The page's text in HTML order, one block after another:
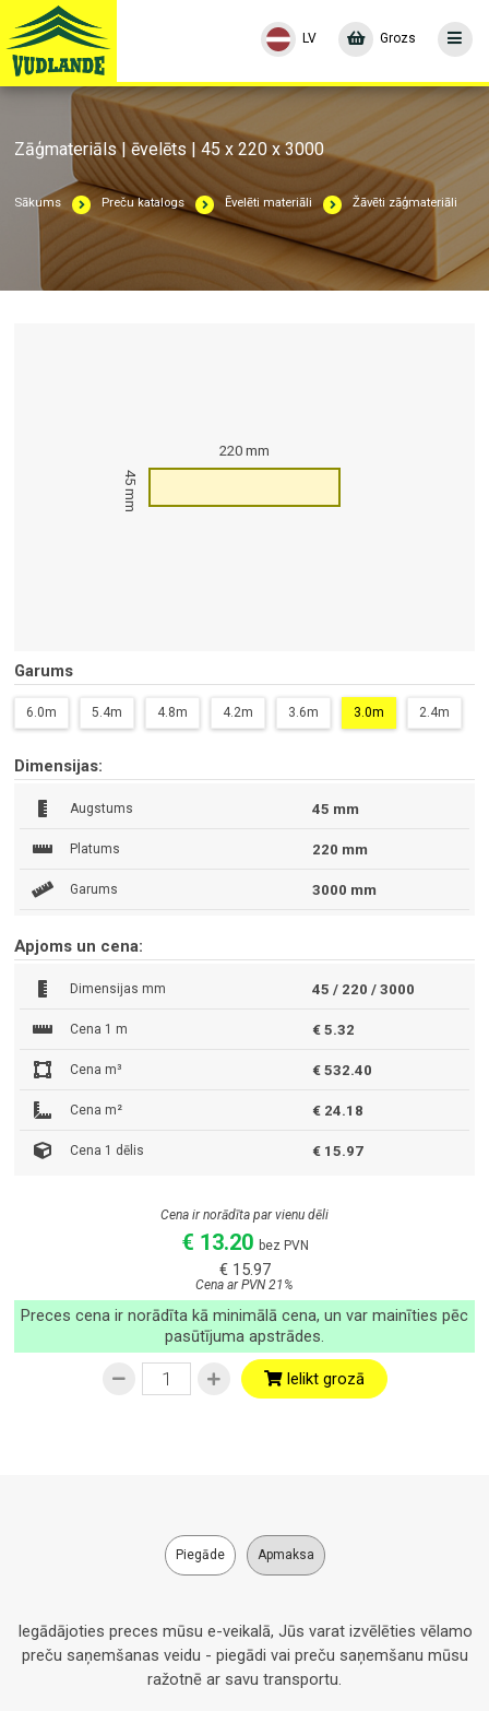
Grozs
LV
Zāģmateriāls | ēvelēts | 45 x 220 x 3000
Sākums Preču katalogs Ēvelēti materiāli Žāvēti zāģmateriāli
220 mm
45 mm
Garums
6.0m 5.4m 4.8m 4.2m 3.6m 3.0m 2.4m
Dimensijas:
Augstums 45 mm
Platums 220 mm
Garums 3000 mm
Apjoms un cena:
Dimensijas mm 45 / 220 / 3000
Cena 1 m € 5.32
Cena m³ € 532.40
Cena m² € 24.18
Cena 1 dēlis € 15.97
Cena ir norādīta par vienu dēli
€ 13.20 bez PVN
€ 15.97
Cena ar PVN 21%
Preces cena ir norādīta kā minimālā cena, un var mainīties pēc
pasūtījuma apstrādes.
Ielikt grozā
Piegāde Apmaksa
Iegādājoties preces mūsu e-veikalā, Jūs varat izvēlēties vēlamo
preču saņemšanas veidu - piegādi vai preču saņemšanu mūsu
ražotnē ar savu transportu.